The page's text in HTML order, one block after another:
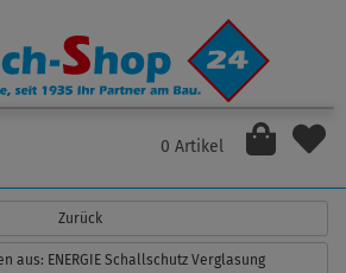
0 Artikel
Zurück
aus: ENERGIE Schallschutz Verglasung